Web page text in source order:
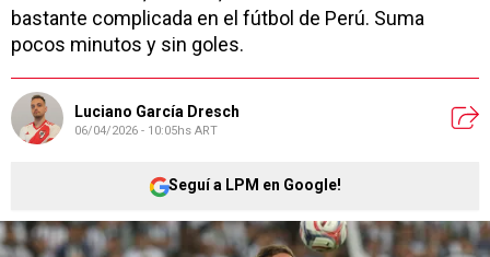
bastante complicada en el fútbol de Perú. Suma
pocos minutos y sin goles.
Luciano García Dresch
06/04/2026 - 10:05hs ART
Seguí a LPM en Google!